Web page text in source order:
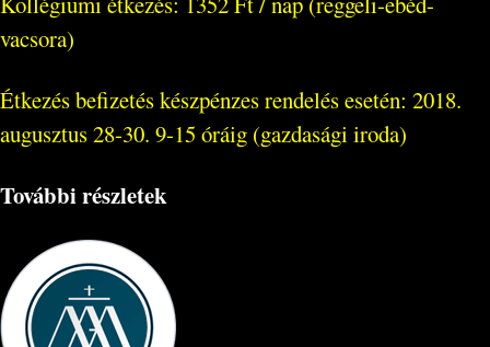
vacsora)
Étkezés befizetés készpénzes rendelés esetén: 2018.
augusztus 28-30. 9-15 óráig (gazdasági iroda)
További részletek